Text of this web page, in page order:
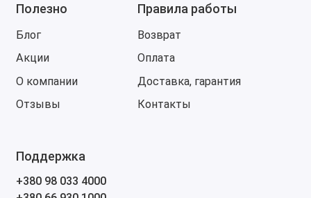
Полезно
Блог
Акции
О компании
Отзывы
Правила работы
Возврат
Оплата
Доставка, гарантия
Контакты
Поддержка
+380 98 033 4000